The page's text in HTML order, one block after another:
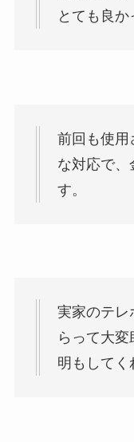
とても良か
前回も使
な対応で、
す。
実家のテレ
らって大
明もしてく